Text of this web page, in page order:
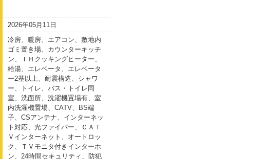
2026年05月11日
冷房、暖房、エアコン、敷地内
ゴミ置き場、カウンターキッチ
ン、ＩＨクッキングヒーター、
給湯、エレベータ、エレベータ
ー2基以上、耐震構造、シャワ
ー、トイレ、バス・トイレ同
室、洗面所、洗濯機置場有、室
内洗濯機置場、CATV、BS端
子、CSアンテナ、インターネッ
ト対応、光ファイバー、ＣＡＴ
Ｖインターネット、オートロッ
ク、ＴＶモニタ付きインターホ
ン、24時間セキュリティ、防犯